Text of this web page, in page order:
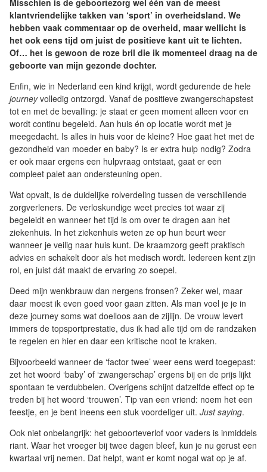
Misschien is de geboortezorg wel één van de meest
klantvriendelijke takken van ‘sport’ in overheidsland. We
hebben vaak commentaar op de overheid, maar wellicht is
het ook eens tijd om juist de positieve kant uit te lichten.
Of… het is gewoon de roze bril die ik momenteel draag na de
geboorte van mijn gezonde dochter.
Enfin, wie in Nederland een kind krijgt, wordt gedurende de hele
journeyvolledig ontzorgd. Vanaf de positieve zwangerschapstest
tot en met de bevalling: je staat er geen moment alleen voor en
wordt continu begeleid. Aan huis én op locatie wordt met je
meegedacht. Is alles in huis voor de kleine? Hoe gaat het met de
gezondheid van moeder en baby? Is er extra hulp nodig? Zodra
er ook maar ergens een hulpvraag ontstaat, gaat er een
compleet palet aan ondersteuning open.
Wat opvalt, is de duidelijke rolverdeling tussen de verschillende
zorgverleners. De verloskundige weet precies tot waar zij
begeleidt en wanneer het tijd is om over te dragen aan het
ziekenhuis. In het ziekenhuis weten ze op hun beurt weer
wanneer je veilig naar huis kunt. De kraamzorg geeft praktisch
advies en schakelt door als het medisch wordt. Iedereen kent zijn
rol, en juist dát maakt de ervaring zo soepel.
Deed mijn wenkbrauw dan nergens fronsen? Zeker wel, maar
daar moest ik even goed voor gaan zitten. Als man voel je je in
deze journey soms wat doelloos aan de zijlijn. De vrouw levert
immers de topsportprestatie, dus ik had alle tijd om de randzaken
te regelen en hier en daar een kritische noot te kraken.
Bijvoorbeeld wanneer de ‘factor twee’ weer eens werd toegepast:
zet het woord ‘baby’ of ‘zwangerschap’ ergens bij en de prijs lijkt
spontaan te verdubbelen. Overigens schijnt datzelfde effect op te
treden bij het woord ‘trouwen’. Tip van een vriend: noem het een
feestje, en je bent ineens een stuk voordeliger uit. Just saying.
Ook niet onbelangrijk: het geboorteverlof voor vaders is inmiddels
riant. Waar het vroeger bij twee dagen bleef, kun je nu gerust een
kwartaal vrij nemen. Dat helpt, want er komt nogal wat op je af.